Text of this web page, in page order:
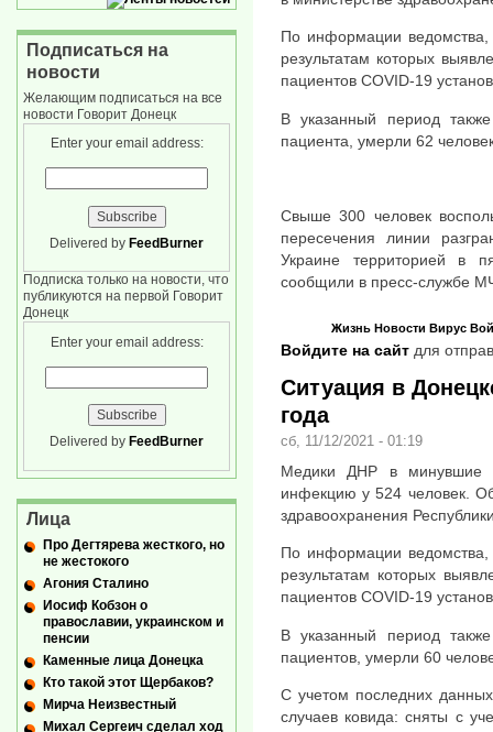
По информации
результатам которых
пациентов COVID-19
В указанный период
пациента, умерли 62
Свыше 300 человек
пересечения линии
Украине территорией в
сообщили в пресс-службе
Жизнь Новости Вирус
Войдите на сайт для
Ситуация в
года
сб, 11/12/2021 - 01:19
Медики ДНР в минувшие
инфекцию у 524 человек.
здравоохранения
По информации
результатам которых
пациентов COVID-19
В указанный период
пациентов, умерли 60
С учетом последних
случаев ковида: сняты с
Подписаться на
новости
Желающим подписаться на все
новости Говорит Донецк
Enter your email address:
Delivered by FeedBurner
Подписка только на новости, что
публикуются на первой Говорит
Донецк
Enter your email address:
Delivered by FeedBurner
Лица
Про Дегтярева жесткого, но
не жестокого
Агония Сталино
Иосиф Кобзон о
православии, украинском и
пенсии
Каменные лица Донецка
Кто такой этот Щербаков?
Мирча Неизвестный
Михал Сергеич сделал ход